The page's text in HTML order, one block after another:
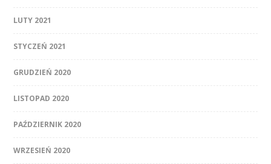
LUTY 2021
STYCZEŃ 2021
GRUDZIEŃ 2020
LISTOPAD 2020
PAŹDZIERNIK 2020
WRZESIEŃ 2020